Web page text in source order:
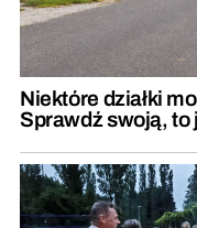
Niektóre działki
Sprawdź swoją, to